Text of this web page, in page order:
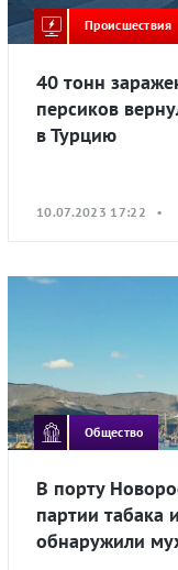
Происшествия
40 тонн
персиков
в Турцию
10.07.2023 17:22 •
Общество
В порту
партии табака
обнаружили